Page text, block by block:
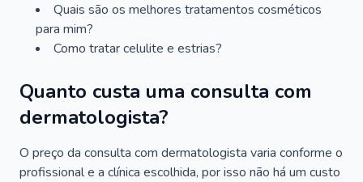
Quais são os melhores tratamentos cosméticos
para mim?
Como tratar celulite e estrias?
Quanto custa uma consulta com
dermatologista?
O preço da consulta com dermatologista varia conforme o
profissional e a clínica escolhida, por isso não há um custo